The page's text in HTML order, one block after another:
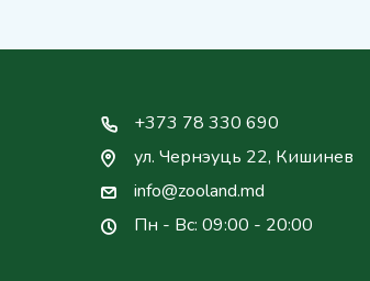
+373 78 330 690
ул. Чернэуць 22, Кишинев
info@zooland.md
Пн - Вс: 09:00 - 20:00